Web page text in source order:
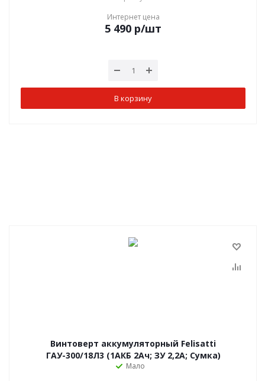
Интернет цена
5 490 р/шт
В корзину
Винтоверт аккумуляторный Felisatti
ГАУ-300/18Л3 (1АКБ 2Ач; ЗУ 2,2А; Сумка)
Мало